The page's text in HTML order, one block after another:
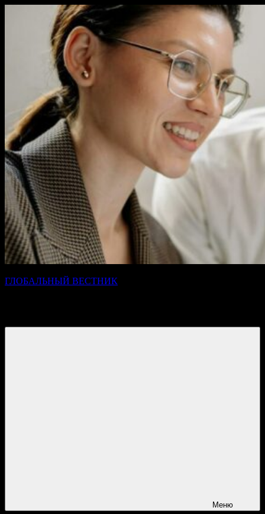
содержимому
ГЛОБАЛЬНЫЙ ВЕСТНИК
Меню